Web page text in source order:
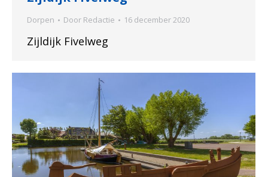
Dorpen Door Redactie 16 december 2020
Zijldijk Fivelweg